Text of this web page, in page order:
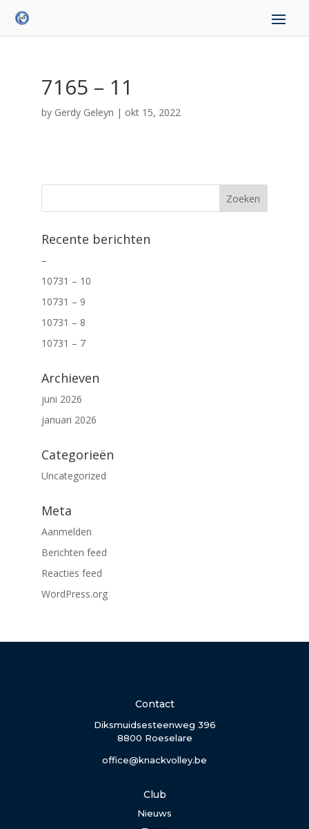
7165 – 11
by Gerdy Geleyn | okt 15, 2022
Recente berichten
–
10731 – 10
10731 – 9
10731 – 8
10731 – 7
Archieven
juni 2026
januari 2026
Categorieën
Uncategorized
Meta
Aanmelden
Berichten feed
Reacties feed
WordPress.org
Contact
Diksmuidsesteenweg 396
8800 Roeselare
office@knackvolley.be
Club
Nieuws